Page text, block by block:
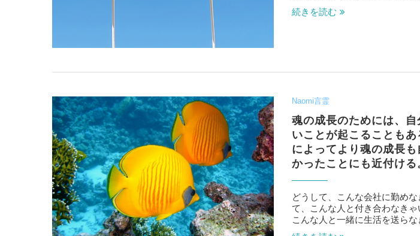
続きを読む
Naomi言霊
魂の成長のためには、
いことが起こることも
によってより魂の成長
かったことにも近付ける
どうして、こんな会社に勤め
て、こんな人と付き合わなきゃ
こんな人と一緒に生活を送ら